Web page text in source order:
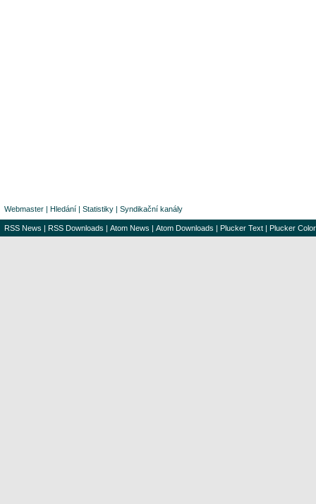
Webmaster | Hledání | Statistiky | Syndikační kanály
RSS News | RSS Downloads | Atom News | Atom Downloads | Plucker Text | Plucker Color